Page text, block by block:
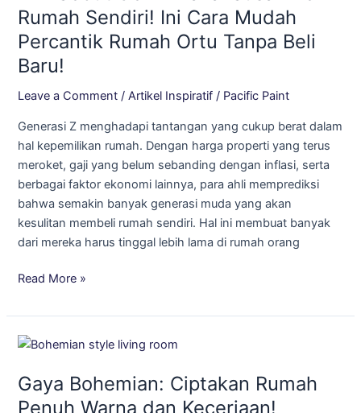
Rumah Sendiri! Ini Cara Mudah
Percantik Rumah Ortu Tanpa Beli
Baru!
Leave a Comment /Artikel Inspiratif / Pacific Paint
Generasi Z menghadapi tantangan yang cukup berat dalam
hal kepemilikan rumah. Dengan harga properti yang terus
meroket, gaji yang belum sebanding dengan inflasi, serta
berbagai faktor ekonomi lainnya, para ahli memprediksi
bahwa semakin banyak generasi muda yang akan
kesulitan membeli rumah sendiri. Hal ini membuat banyak
dari mereka harus tinggal lebih lama di rumah orang
Z
Bakal
Susah
Beli
Rumah
Ini
Cara
Mudah
Percantik
Rumah
Ortu
Tanpa
Baru!
Read More »
Gaya Bohemian: Ciptakan Rumah
Penuh Warna dan Keceriaan!
Gaya
Ciptakan
Rumah